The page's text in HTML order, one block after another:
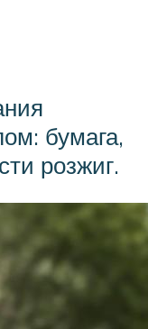
бумага,
розжиг.